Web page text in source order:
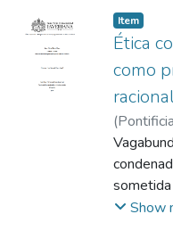
Item
Ética
como
(
Mejía
Manuel
sometida
Show